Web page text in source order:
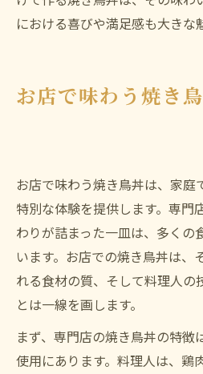
における喜びや満足感も大きな
お店で味わう焼き
お店で味わう焼き鳥丼は、家庭
特別な体験を提供します。専門
わりが詰まった一皿は、多くの
います。お店での焼き鳥丼は、
れる食材の質、そして料理人の
とは一線を画します。
まず、専門店の焼き鳥丼の特徴
使用にあります。料理人は、鶏